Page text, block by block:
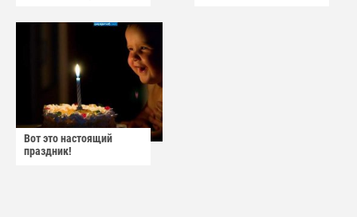
Вот это настоящий
праздник!